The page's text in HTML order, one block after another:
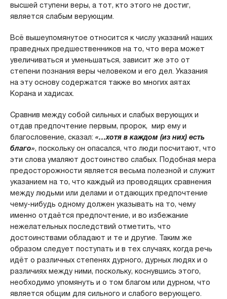
высшей ступени веры, а тот, кто этого не достиг,
является слабым верующим.
Всё вышеупомянутое относится к числу указаний наших
праведных предшественников на то, что вера может
увеличиваться и уменьшаться, зависит же это от
степени познания веры человеком и его дел. Указания
на эту основу содержатся также во многих аятах
Корана и хадисах.
Сравнив между собой сильных и слабых верующих и
отдав предпочтение первым, пророк, мир ему и
благословение, сказал: «…хотя в каждом (из них) есть
благо», поскольку он опасался, что люди посчитают, что
эти слова умаляют достоинство слабых. Подобная мера
предосторожности является весьма полезной и служит
указанием на то, что каждый из проводящих сравнения
между людьми или делами и отдающих предпочтение
чему-нибудь одному должен указывать на то, чему
именно отдаётся предпочтение, и во избежание
нежелательных последствий отметить, что
достоинствами обладают и те и другие. Таким же
образом следует поступать и в тех случаях, когда речь
идёт о различных степенях дурного, дурных людях и о
различиях между ними, поскольку, коснувшись этого,
необходимо упомянуть и о том благом или дурном, что
является общим для сильного и слабого верующего.